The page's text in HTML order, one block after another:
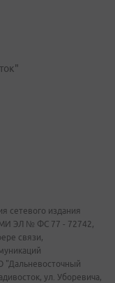
сетевого издания
ЭЛ № ФС 77 - 72742,
связи,
"Дальневосточный
ул. Уборевича,